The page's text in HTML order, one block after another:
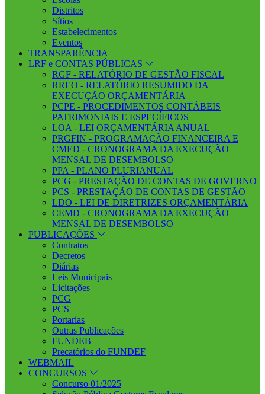
Distritos
Sítios
Estabelecimentos
Eventos
TRANSPARÊNCIA
LRF e CONTAS PÚBLICAS
RGF - RELATÓRIO DE GESTÃO FISCAL
RREO - RELATÓRIO RESUMIDO DA
EXECUÇÃO ORÇAMENTÁRIA
PCPE - PROCEDIMENTOS CONTÁBEIS
PATRIMONIAIS E ESPECÍFICOS
LOA - LEI ORÇAMENTÁRIA ANUAL
PRGFIN - PROGRAMAÇÃO FINANCEIRA E
CMED - CRONOGRAMA DA EXECUÇÃO
MENSAL DE DESEMBOLSO
PPA - PLANO PLURIANUAL
PCG - PRESTAÇÃO DE CONTAS DE GOVERNO
PCS - PRESTAÇÃO DE CONTAS DE GESTÃO
LDO - LEI DE DIRETRIZES ORÇAMENTÁRIA
CEMD - CRONOGRAMA DA EXECUÇÃO
MENSAL DE DESEMBOLSO
PUBLICAÇÕES
Contratos
Decretos
Diárias
Leis Municipais
Licitações
PCG
PCS
Portarias
Outras Publicações
FUNDEB
Precatórios do FUNDEF
WEBMAIL
CONCURSOS
Concurso 01/2025